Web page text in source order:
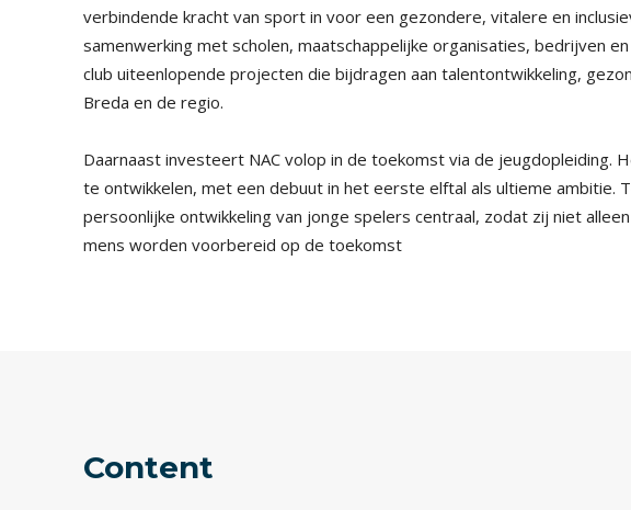
verbindende kracht van sport in voor een gezondere, vitalere en
samenwerking met scholen, maatschappelijke organisaties, bedrijven
club uiteenlopende projecten die bijdragen aan talentontwikkeling,
Breda en de regio.
Daarnaast investeert NAC volop in de toekomst via de jeugdopleiding.
te ontwikkelen, met een debuut in het eerste elftal als ultieme ambitie.
persoonlijke ontwikkeling van jonge spelers centraal, zodat zij niet
mens worden voorbereid op de toekomst
Content